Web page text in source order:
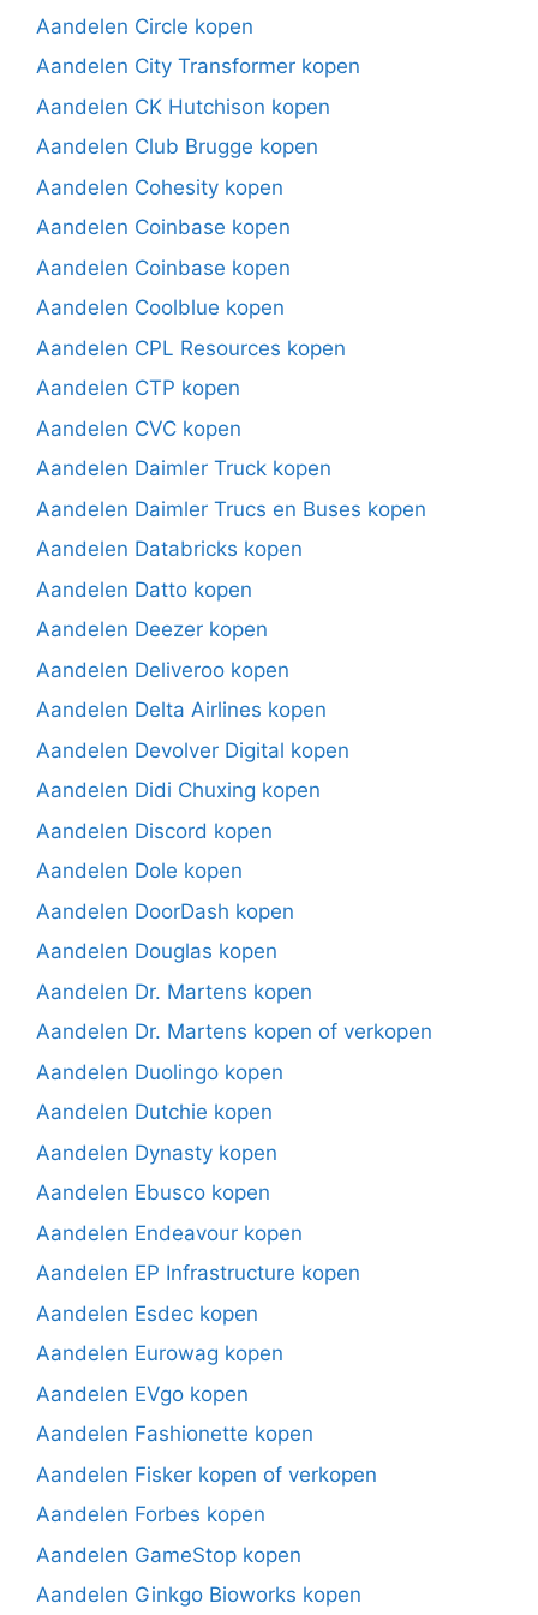
Aandelen Circle kopen
Aandelen City Transformer kopen
Aandelen CK Hutchison kopen
Aandelen Club Brugge kopen
Aandelen Cohesity kopen
Aandelen Coinbase kopen
Aandelen Coinbase kopen
Aandelen Coolblue kopen
Aandelen CPL Resources kopen
Aandelen CTP kopen
Aandelen CVC kopen
Aandelen Daimler Truck kopen
Aandelen Daimler Trucs en Buses kopen
Aandelen Databricks kopen
Aandelen Datto kopen
Aandelen Deezer kopen
Aandelen Deliveroo kopen
Aandelen Delta Airlines kopen
Aandelen Devolver Digital kopen
Aandelen Didi Chuxing kopen
Aandelen Discord kopen
Aandelen Dole kopen
Aandelen DoorDash kopen
Aandelen Douglas kopen
Aandelen Dr. Martens kopen
Aandelen Dr. Martens kopen of verkopen
Aandelen Duolingo kopen
Aandelen Dutchie kopen
Aandelen Dynasty kopen
Aandelen Ebusco kopen
Aandelen Endeavour kopen
Aandelen EP Infrastructure kopen
Aandelen Esdec kopen
Aandelen Eurowag kopen
Aandelen EVgo kopen
Aandelen Fashionette kopen
Aandelen Fisker kopen of verkopen
Aandelen Forbes kopen
Aandelen GameStop kopen
Aandelen Ginkgo Bioworks kopen